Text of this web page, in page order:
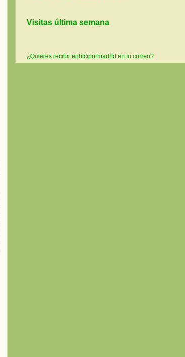
Visitas última semana
¿Quieres recibir enbicipormadrid en tu correo?